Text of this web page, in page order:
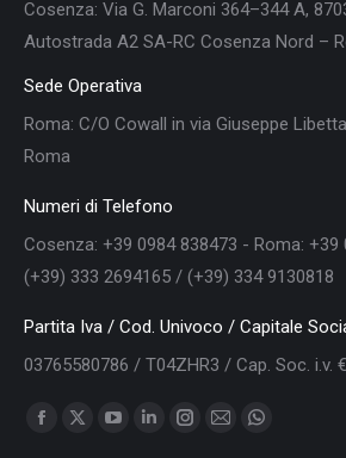
Cosenza: Via G. Marconi 364–344 A,
Autostrada A2 SA-RC Cosenza Nord –
Sede Operativa
Roma: C/O Cowall in via Giuseppe
Roma
Numeri di Telefono
Cosenza: +39 0984 838473 - Roma: +39
(+39) 333 2694165 / (+39) 334 9130818
Partita Iva / Cod. Univoco / Capitale
03765580786 / T04ZHR3 / Cap. Soc. i.v.
Find us on:
Facebook
X
YouTubeLinkedinInstagram
Mail Whatsapp